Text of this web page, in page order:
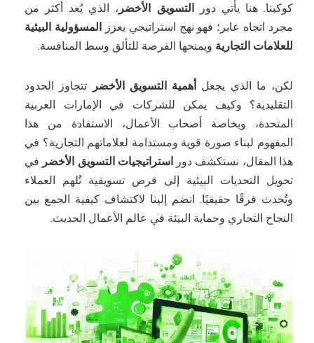
تحسين محركات البحث والتسويق بطريقة الدفع لكل نقرة
كوكبنا. هنا يأتي دورالتسويق الأخضر ، الذي يُعد أكثر من
مجرد اتجاه عابر؛ فهو نهج استراتيجي يعززالمسؤولية البيئية
للعلامات التجارية ويمنحها الفرصة للتألق وسط المنافسة.
لكن، ما الذي يجعل أهمية التسويق الأخضر تتجاوز الحدود
التقليدية؟ وكيف يمكن للشركات في الإمارات العربية
المتحدة، وبخاصة أصحاب الأعمال، الاستفادة من هذا
المفهوم لبناء صورة قوية ومستدامة لعلاماتهم التجارية؟ في
هذا المقال، نستكشف دوراستراتيجيات التسويق الأخضر في
تحويل التحديات البيئية إلى فرص تسويقية تُلهم العملاء
وتُحدث فرقًا حقيقيًا. انضم إلينا لاكتشاف كيفية الجمع بين
النجاح التجاري وحماية البيئة في عالم الأعمال الحديث.